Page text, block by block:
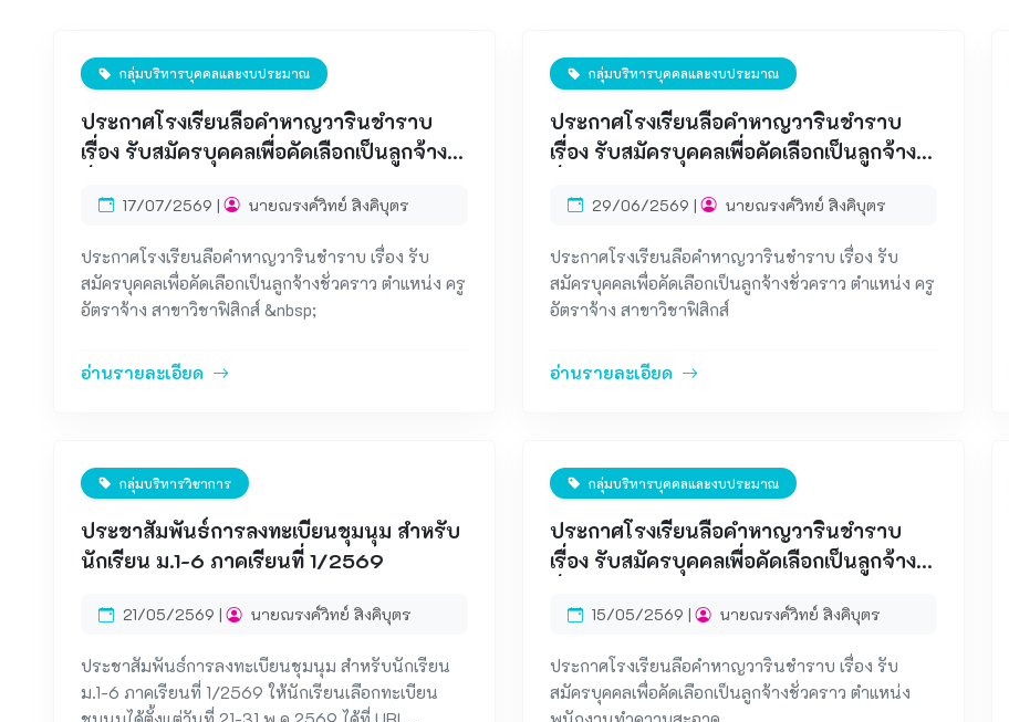
กลุ่มบริหารบุคคลและงบประมาณ
ประกาศโรงเรียนลือคำหาญวารินชำราบ
เรื่อง รับสมัครบุคคลเพื่อคัดเลือกเป็นลูกจ้าง
ฟิสิกส์17/07/2569 | นายณรงค์วิทย์ สิงคิบุตร
ประกาศโรงเรียนลือคำหาญวารินชำราบ เรื่อง รับ
สมัครบุคคลเพื่อคัดเลือกเป็นลูกจ้างชั่วคราว ตำแหน่ง ครู
อัตราจ้าง สาขาวิชาฟิสิกส์ &nbsp;
อ่านรายละเอียด
กลุ่มบริหารบุคคลและงบประมาณ
ประกาศโรงเรียนลือคำหาญวารินชำราบ
เรื่อง รับสมัครบุคคลเพื่อคัดเลือกเป็นลูกจ้าง
ฟิสิกส์29/06/2569 | นายณรงค์วิทย์ สิงคิบุตร
ประกาศโรงเรียนลือคำหาญวารินชำราบ เรื่อง รับ
สมัครบุคคลเพื่อคัดเลือกเป็นลูกจ้างชั่วคราว ตำแหน่ง ครู
อัตราจ้าง สาขาวิชาฟิสิกส์
อ่านรายละเอียด
กลุ่มบริหารวิชาการ
ประชาสัมพันธ์การลงทะเบียนชุมนุม สำหรับ
นักเรียน ม.1-6 ภาคเรียนที่ 1/2569
21/05/2569 | นายณรงค์วิทย์ สิงคิบุตร
ประชาสัมพันธ์การลงทะเบียนชุมนุม สำหรับนักเรียน
ม.1-6 ภาคเรียนที่ 1/2569 ให้นักเรียนเลือกทะเบียน
กลุ่มบริหารบุคคลและงบประมาณ
ประกาศโรงเรียนลือคำหาญวารินชำราบ
เรื่อง รับสมัครบุคคลเพื่อคัดเลือกเป็นลูกจ้าง
15/05/2569 | นายณรงค์วิทย์ สิงคิบุตร
ประกาศโรงเรียนลือคำหาญวารินชำราบ เรื่อง รับ
สมัครบุคคลเพื่อคัดเลือกเป็นลูกจ้างชั่วคราว ตำแหน่ง